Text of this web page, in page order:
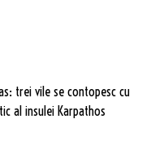
trei vile se contopesc cu
al insulei Karpathos